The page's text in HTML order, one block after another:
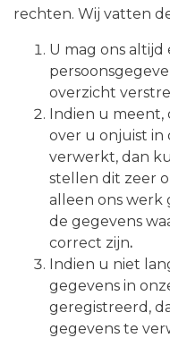
rechten. Wij vatten
U mag ons
overzicht
Indien u meent,
over u onjuist in
verwerkt, dan
stellen dit zeer
alleen ons werk
de gegevens
correct zijn.
Indien u niet
gegevens in
geregistreerd,
gegevens te